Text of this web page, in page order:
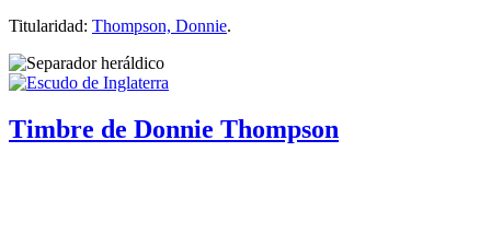
Titularidad: Thompson, Donnie.
Timbre de Donnie Thompson